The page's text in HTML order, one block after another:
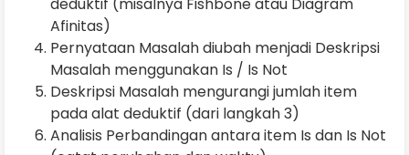
deduktif (misalnya Fishbone atau Diagram
Afinitas)
Pernyataan Masalah diubah menjadi Deskripsi
Masalah menggunakan Is / Is Not
Deskripsi Masalah mengurangi jumlah item
pada alat deduktif (dari langkah 3)
Analisis Perbandingan antara item Is dan Is Not